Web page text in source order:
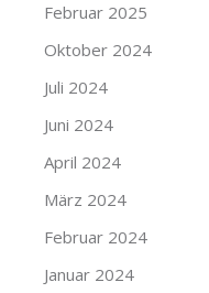
Februar 2025
Oktober 2024
Juli 2024
Juni 2024
April 2024
März 2024
Februar 2024
Januar 2024